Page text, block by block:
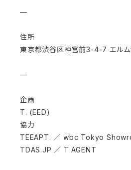
—
住所
東京都渋谷区神宮前3-4-7 エルム
—
企画
T. (EED)
協力
TEEAPT. ／ wbc Tokyo
TDAS.JP ／ T.AGENT